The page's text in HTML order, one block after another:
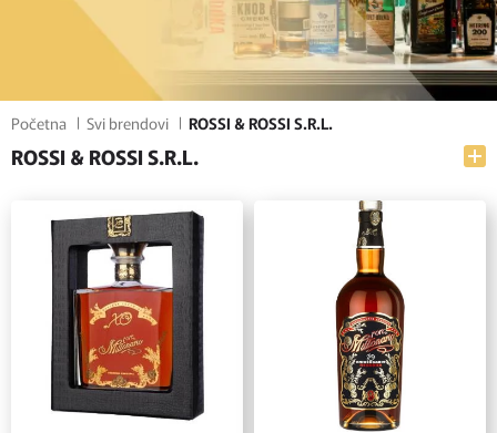
Početna Svi brendovi ROSSI & ROSSI S.R.L.
ROSSI & ROSSI S.R.L.